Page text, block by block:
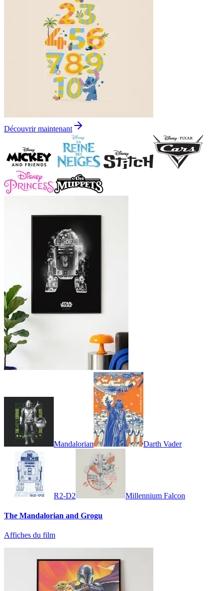
Découvrir maintenant
Mandalorian Darth Vader
R2-D2 Millennium Falcon
The Mandalorian and Grogu
Affiches du film